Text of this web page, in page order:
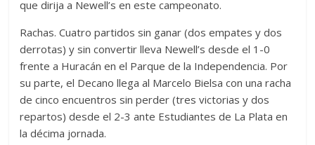
que dirija a Newell’s en este campeonato.
Rachas. Cuatro partidos sin ganar (dos empates y dos
derrotas) y sin convertir lleva Newell’s desde el 1-0
frente a Huracán en el Parque de la Independencia. Por
su parte, el Decano llega al Marcelo Bielsa con una racha
de cinco encuentros sin perder (tres victorias y dos
repartos) desde el 2-3 ante Estudiantes de La Plata en
la décima jornada.